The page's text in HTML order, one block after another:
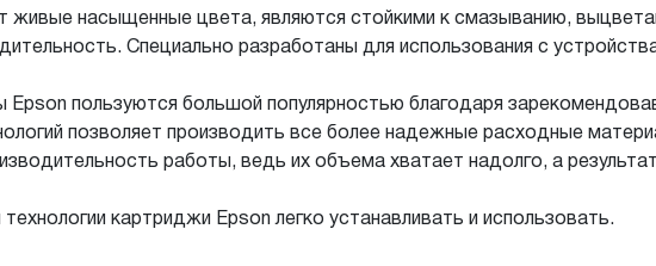
живые насыщенные цвета, являются стойкими к смазыванию,
Специально разработаны для использования с
Epson пользуются большой популярностью благодаря
позволяет производить все более надежные расходные
работы, ведь их объема хватает надолго, а
картриджи Epson легко устанавливать и использовать.